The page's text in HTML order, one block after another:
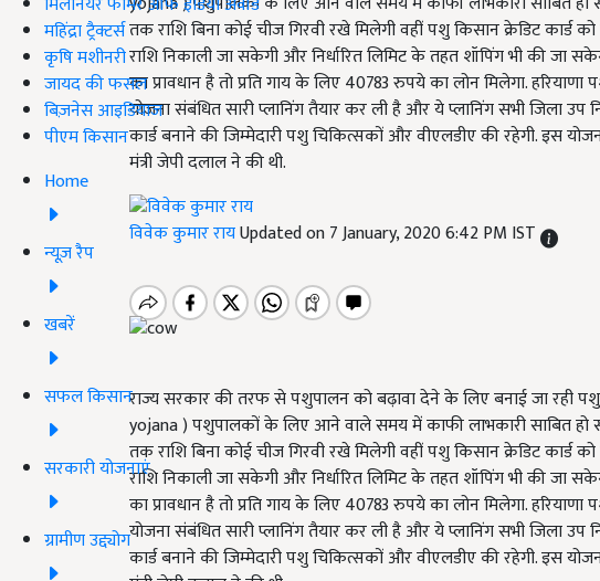
महिंद्रा ट्रैक्टर्स
कृषि मशीनरी
जायद की फसल
बिज़नेस आइडियाज
पीएम किसान
Home
न्यूज़ रैप
खबरें
सफल किसान
सरकारी योजनाएं
ग्रामीण उद्द्योग
तक राशि बिना कोई चीज गिरवी रखे मिलेगी वहीं पशु किसान क्रेडिट कार्ड
राशि निकाली जा सकेगी और निर्धारित लिमिट के तहत शॉपिंग भी की जा
का प्रावधान है तो प्रति गाय के लिए 40783 रुपये का लोन मिलेगा.
योजना संबंधित सारी प्लानिंग तैयार कर ली है और ये प्लानिंग सभी जिला
कार्ड बनाने की जिम्मेदारी पशु चिकित्सकों और वीएलडीए की रहेगी. इस
मंत्री जेपी दलाल ने की थी.
विवेक कुमार रायUpdated on 7 January, 2020 6:42 PM IST
राज्य सरकार की तरफ से पशुपालन को बढ़ावा देने के लिए बनाई जा रही
yojana ) पशुपालकों के लिए आने वाले समय में काफी लाभकारी साबित
तक राशि बिना कोई चीज गिरवी रखे मिलेगी वहीं पशु किसान क्रेडिट कार्ड
राशि निकाली जा सकेगी और निर्धारित लिमिट के तहत शॉपिंग भी की जा
का प्रावधान है तो प्रति गाय के लिए 40783 रुपये का लोन मिलेगा.
योजना संबंधित सारी प्लानिंग तैयार कर ली है और ये प्लानिंग सभी जिला
कार्ड बनाने की जिम्मेदारी पशु चिकित्सकों और वीएलडीए की रहेगी. इस